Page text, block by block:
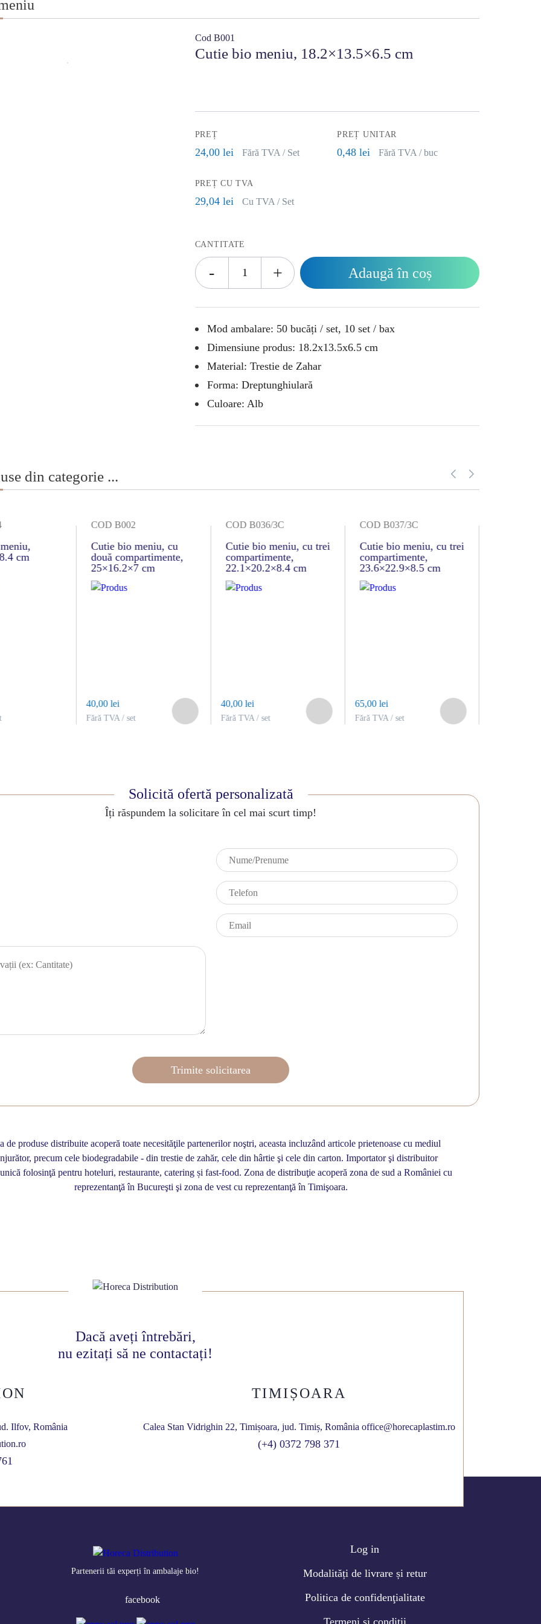
Cod B001
Cutie bio meniu, 18.2×13.5×6.5 cm
PREȚ
24,00 lei Fără TVA / Set
PREȚ UNITAR
0,48 lei Fără TVA / buc
PREȚ CU TVA
29,04 lei Cu TVA / Set
CANTITATE
+
- Adaugă în coș
Mod ambalare: 50 bucăți / set, 10 set / bax
Dimensiune produs: 18.2x13.5x6.5 cm
Material: Trestie de Zahar
Forma: Dreptunghiulară
Culoare: Alb
din categorie ...
cm
COD B002
Cutie bio meniu, cu
două compartimente,
25×16.2×7 cm
40,00 lei
Fără TVA / set
COD B036/3C
Cutie bio meniu, cu trei
compartimente,
22.1×20.2×8.4 cm
40,00 lei
Fără TVA / set
COD B037/3C
Cutie bio meniu, cu trei
compartimente,
23.6×22.9×8.5 cm
65,00 lei
Fără TVA / set
Solicită ofertă personalizată
Îți răspundem la solicitare în cel mai scurt timp!
de produse distribuite acoperă toate necesităţile partenerilor noştri, aceasta incluzând articole prietenoase cu mediul
precum cele biodegradabile - din trestie de zahăr, cele din hârtie şi cele din carton. Importator şi distribuitor
folosinţă pentru hoteluri, restaurante, catering și fast-food. Zona de distribuţie acoperă zona de sud a României cu
reprezentanţă în Bucureşti şi zona de vest cu reprezentanţă în Timişoara.
Dacă aveți întrebări,
nu ezitați să ne contactați!
Ilfov, România
TIMIȘOARA
Calea Stan Vidrighin 22, Timișoara, jud. Timiș, România office@horecaplastim.ro
(+4) 0372 798 371
Partenerii tăi experți în ambalaje bio!
facebook
Log in
Modalități de livrare și retur
Politica de confidenţialitate
Termeni și condiţii